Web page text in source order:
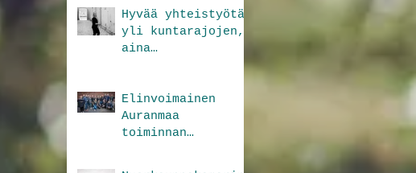
Hyvää yhteistyötä
yli kuntarajojen,
aina
Elinvoimainen
Auranmaa
toiminnan